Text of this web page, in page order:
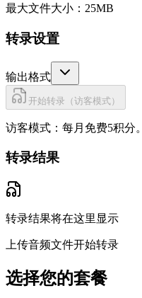
最大文件大小：25MB
转录设置
输出格式
开始转录（访客模式）
访客模式：每月免费5积分。
转录结果
转录结果将在这里显示
上传音频文件开始转录
选择您的套餐